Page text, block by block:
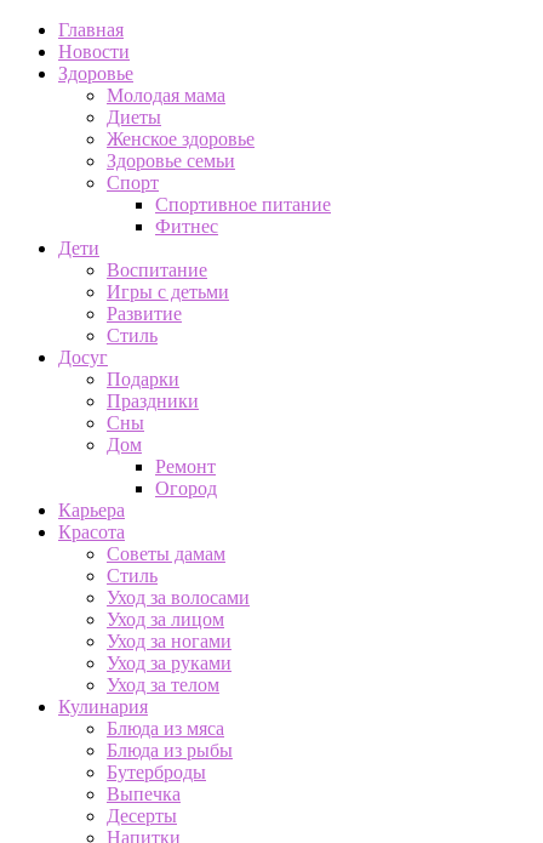
Главная
Новости
Здоровье
Молодая мама
Диеты
Женское здоровье
Здоровье семьи
Спорт
Спортивное питание
Фитнес
Дети
Воспитание
Игры с детьми
Развитие
Стиль
Досуг
Подарки
Праздники
Сны
Дом
Ремонт
Огород
Карьера
Красота
Советы дамам
Стиль
Уход за волосами
Уход за лицом
Уход за ногами
Уход за руками
Уход за телом
Кулинария
Блюда из мяса
Блюда из рыбы
Бутерброды
Выпечка
Десерты
Напитки